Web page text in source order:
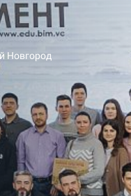
Новгород